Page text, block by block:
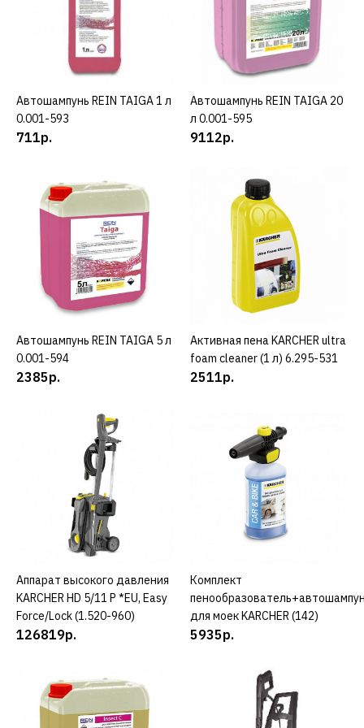
КУПИТЬ
ДОБАВИТЬ К СРАВНЕНИЮ
ДОБАВИТЬ В ПОЖЕЛАНИЯ
REIN
Автошампунь REIN
4772р.
КУПИТЬ
ДОБАВИТЬ К СРАВНЕНИЮ
ДОБАВИТЬ В ПОЖЕЛАНИЯ
Автошампунь REIN TAIGA
1 л 0.001-593
КУПИТЬ
ДОБАВИТЬ К СРАВНЕНИЮ
ДОБАВИТЬ В ПОЖЕЛАНИЯ
Автошампунь REIN TAIGA
20 л 0.001-595
КУПИТЬ
ДОБАВИТЬ К СРАВНЕНИЮ
КУПИТЬ
Автошампунь REIN TAIGA 1 л
0.001-593
711р.
КУПИТЬ
Автошампунь REIN TAIGA 20
л 0.001-595
9112р.
КУПИТЬ
Автошампунь REIN TAIGA 5 л
0.001-594
2385р.
КУПИТЬ
Активная пена KARCHER ultra
foam cleaner (1 л) 6.295-531
2511р.
КУПИТЬ
Аппарат высокого давления
KARCHER HD 5/11 P *EU, Easy
Force/Lock (1.520-960)
126819р.
Комплект
для моек KARCHER (142)
5935р.